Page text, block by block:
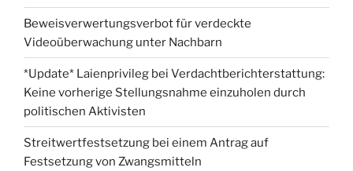
Beweisverwertungsverbot für verdeckte
Videoüberwachung unter Nachbarn
*Update* Laienprivileg bei Verdachtberichterstattung:
Keine vorherige Stellungsnahme einzuholen durch
politischen Aktivisten
Streitwertfestsetzung bei einem Antrag auf
Festsetzung von Zwangsmitteln